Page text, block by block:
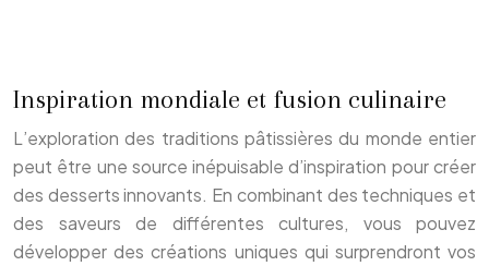
Inspiration mondiale et fusion culinaire
L’exploration des traditions pâtissières du monde entier
peut être une source inépuisable d’inspiration pour créer
des desserts innovants. En combinant des techniques et
des saveurs de différentes cultures, vous pouvez
développer des créations uniques qui surprendront vos